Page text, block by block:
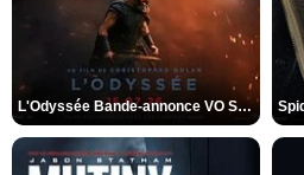
L'Odyssée Bande-annonce VO STFR